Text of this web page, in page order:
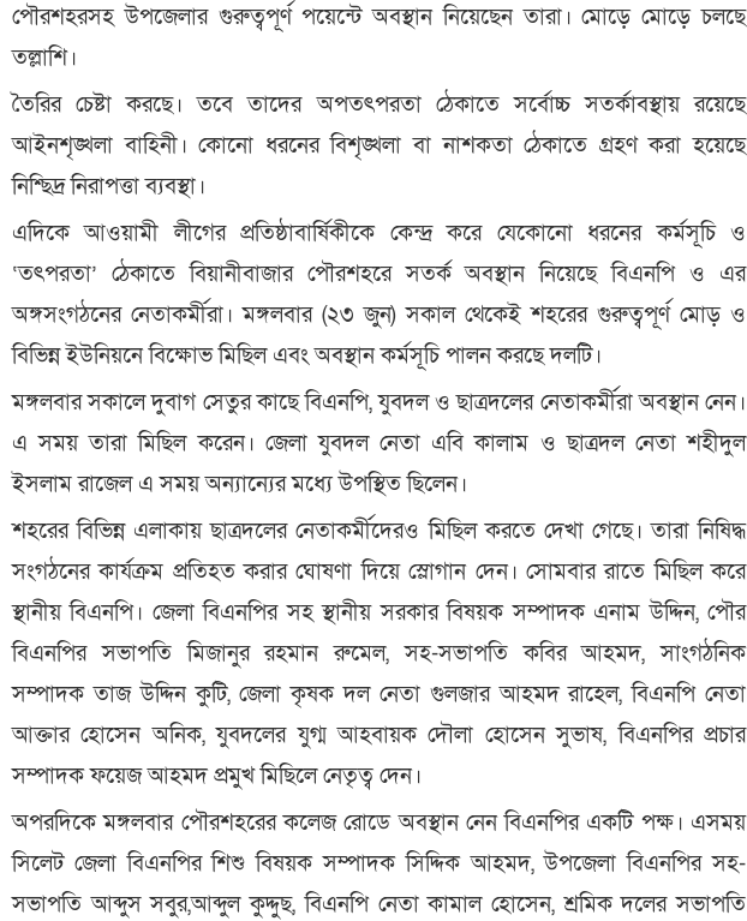
পৌরশহরসহ উপজেলার গুরুত্বপূর্ণ পয়েন্টে অবস্থান নিয়েছেন তারা। মোড়ে মোড়ে চলছে
তল্লাশি।
তৈরির চেষ্টা করছে। তবে তাদের অপতৎপরতা ঠেকাতে সর্বোচ্চ সতর্কাবস্থায় রয়েছে
আইনশৃঙ্খলা বাহিনী। কোনো ধরনের বিশৃঙ্খলা বা নাশকতা ঠেকাতে গ্রহণ করা হয়েছে
নিশ্ছিদ্র নিরাপত্তা ব্যবস্থা।
এদিকে আওয়ামী লীগের প্রতিষ্ঠাবার্ষিকীকে কেন্দ্র করে যেকোনো ধরনের কর্মসূচি ও
‘তৎপরতা’ ঠেকাতে বিয়ানীবাজার পৌরশহরে সতর্ক অবস্থান নিয়েছে বিএনপি ও এর
অঙ্গসংগঠনের নেতাকর্মীরা। মঙ্গলবার (২৩ জুন) সকাল থেকেই শহরের গুরুত্বপূর্ণ মোড় ও
বিভিন্ন ইউনিয়নে বিক্ষোভ মিছিল এবং অবস্থান কর্মসূচি পালন করছে দলটি।
মঙ্গলবার সকালে দুবাগ সেতুর কাছে বিএনপি, যুবদল ও ছাত্রদলের নেতাকর্মীরা অবস্থান নেন।
এ সময় তারা মিছিল করেন। জেলা যুবদল নেতা এবি কালাম ও ছাত্রদল নেতা শহীদুল
ইসলাম রাজেল এ সময় অন্যান্যের মধ্যে উপস্থিত ছিলেন।
শহরের বিভিন্ন এলাকায় ছাত্রদলের নেতাকর্মীদেরও মিছিল করতে দেখা গেছে। তারা নিষিদ্ধ
সংগঠনের কার্যক্রম প্রতিহত করার ঘোষণা দিয়ে স্লোগান দেন। সোমবার রাতে মিছিল করে
স্থানীয় বিএনপি। জেলা বিএনপির সহ স্থানীয় সরকার বিষয়ক সম্পাদক এনাম উদ্দিন, পৌর
বিএনপির সভাপতি মিজানুর রহমান রুমেল, সহ-সভাপতি কবির আহমদ, সাংগঠনিক
সম্পাদক তাজ উদ্দিন কুটি, জেলা কৃষক দল নেতা গুলজার আহমদ রাহেল, বিএনপি নেতা
আক্তার হোসেন অনিক, যুবদলের যুগ্ম আহবায়ক দৌলা হোসেন সুভাষ, বিএনপির প্রচার
সম্পাদক ফয়েজ আহমদ প্রমুখ মিছিলে নেতৃত্ব দেন।
অপরদিকে মঙ্গলবার পৌরশহরের কলেজ রোডে অবস্থান নেন বিএনপির একটি পক্ষ। এসময়
সিলেট জেলা বিএনপির শিশু বিষয়ক সম্পাদক সিদ্দিক আহমদ, উপজেলা বিএনপির সহ-
সভাপতি আব্দুস সবুর,আব্দুল কুদ্দুছ, বিএনপি নেতা কামাল হোসেন, শ্রমিক দলের সভাপতি